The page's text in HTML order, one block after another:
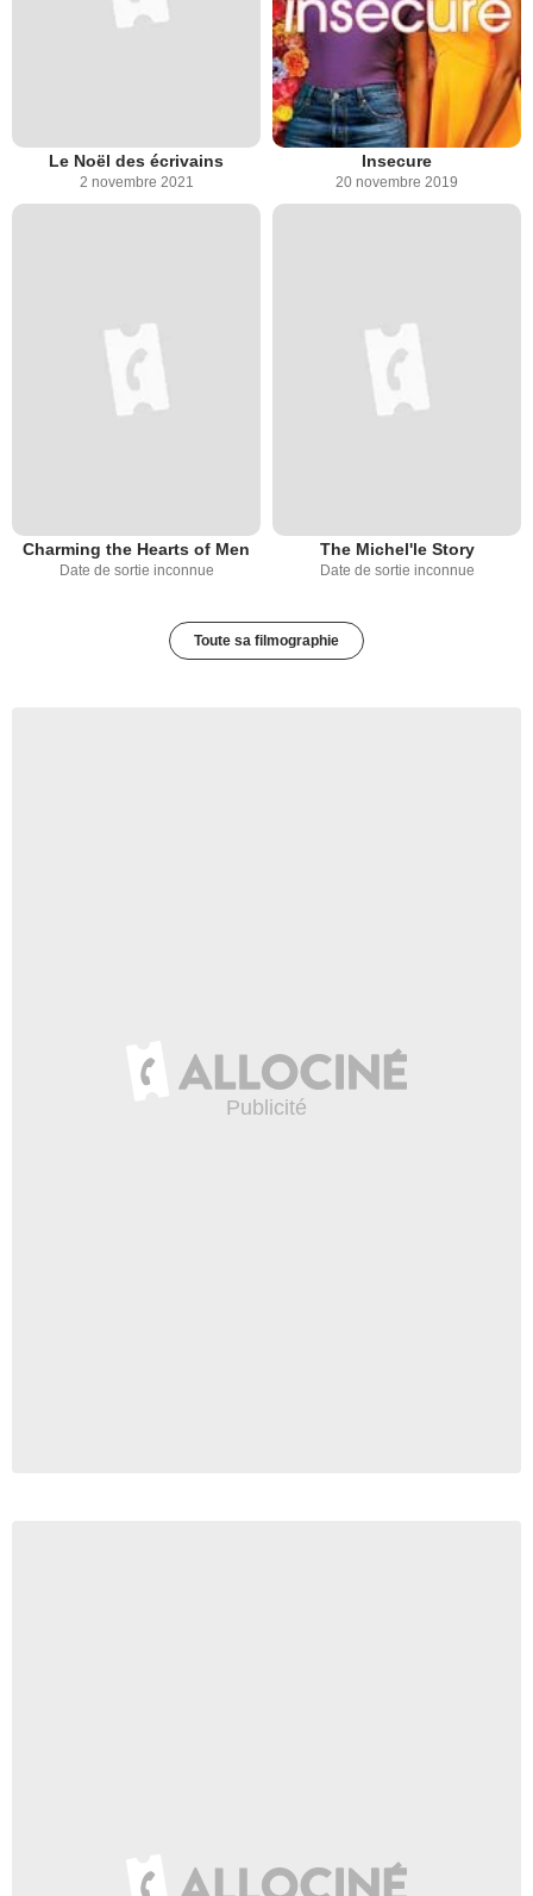
Le Noël des écrivains
2 novembre 2021
Insecure
20 novembre 2019
Charming the Hearts of Men
Date de sortie inconnue
The Michel'le Story
Date de sortie inconnue
Toute sa filmographie